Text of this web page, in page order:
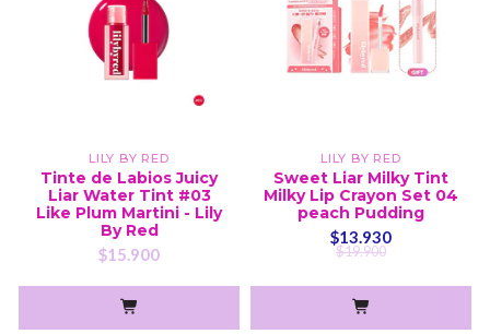
LILY BY RED
Tinte de Labios Juicy
Liar Water Tint #03
Like Plum Martini - Lily
By Red
$15.900
LILY BY RED
Sweet Liar Milky Tint
Milky Lip Crayon Set 04
peach Pudding
$13.930
$19.900